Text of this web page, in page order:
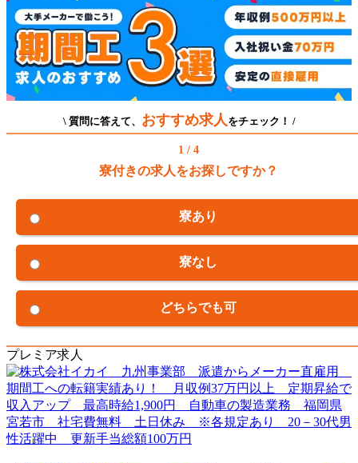
\ 質問に答えて、 おすすめ求人をチェック！ /
1 / 4
寮付きの求人をお探しですか？
寮あり
寮なし
どちらでも可
プレミア求人